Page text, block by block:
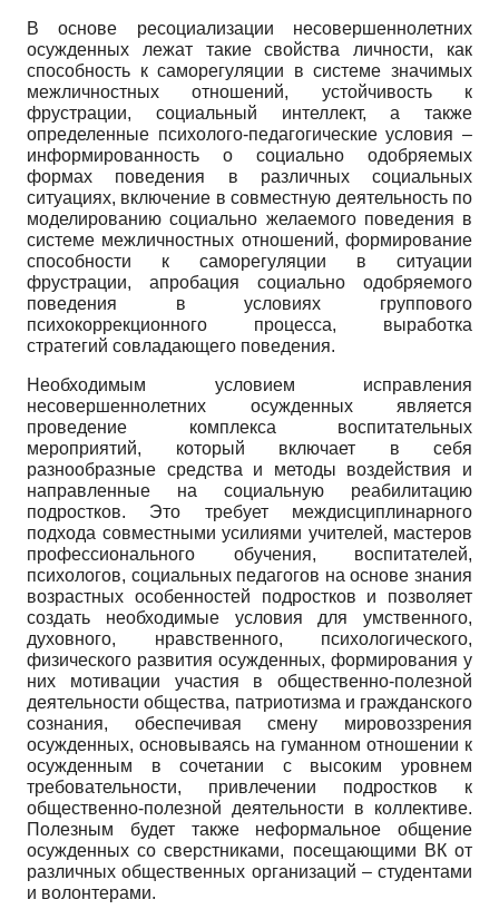
В основе ресоциализации несовершеннолетних
осужденных лежат такие свойства личности, как
способность к саморегуляции в системе значимых
межличностных отношений, устойчивость к
фрустрации, социальный интеллект, а также
определенные психолого-педагогические условия –
информированность о социально одобряемых
формах поведения в различных социальных
ситуациях, включение в совместную деятельность по
моделированию социально желаемого поведения в
системе межличностных отношений, формирование
способности к саморегуляции в ситуации
фрустрации, апробация социально одобряемого
поведения в условиях группового
психокоррекционного процесса, выработка
стратегий совладающего поведения.
Необходимым условием исправления
несовершеннолетних осужденных является
проведение комплекса воспитательных
мероприятий, который включает в себя
разнообразные средства и методы воздействия и
направленные на социальную реабилитацию
подростков. Это требует междисциплинарного
подхода совместными усилиями учителей, мастеров
профессионального обучения, воспитателей,
психологов, социальных педагогов на основе знания
возрастных особенностей подростков и позволяет
создать необходимые условия для умственного,
духовного, нравственного, психологического,
физического развития осужденных, формирования у
них мотивации участия в общественно-полезной
деятельности общества, патриотизма и гражданского
сознания, обеспечивая смену мировоззрения
осужденных, основываясь на гуманном отношении к
осужденным в сочетании с высоким уровнем
требовательности, привлечении подростков к
общественно-полезной деятельности в коллективе.
Полезным будет также неформальное общение
осужденных со сверстниками, посещающими ВК от
различных общественных организаций – студентами
и волонтерами.